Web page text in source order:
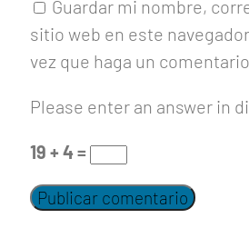
Guardar mi nombre,
sitio web en este
vez que haga un
Please enter an answer in
19 + 4 =